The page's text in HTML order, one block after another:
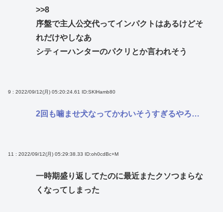
>>8
序盤で主人公交代ってインパクトはあるけどそ
れだけやしなあ
シティーハンターのパクリとか言われそう
9 : 2022/09/12(月) 05:20:24.61 ID:SKlHamb80
2回も噛ませ犬なってかわいそうすぎるやろ…
11 : 2022/09/12(月) 05:29:38.33 ID:oh0cdBc+M
一時期盛り返してたのに最近またクソつまらな
くなってしまった